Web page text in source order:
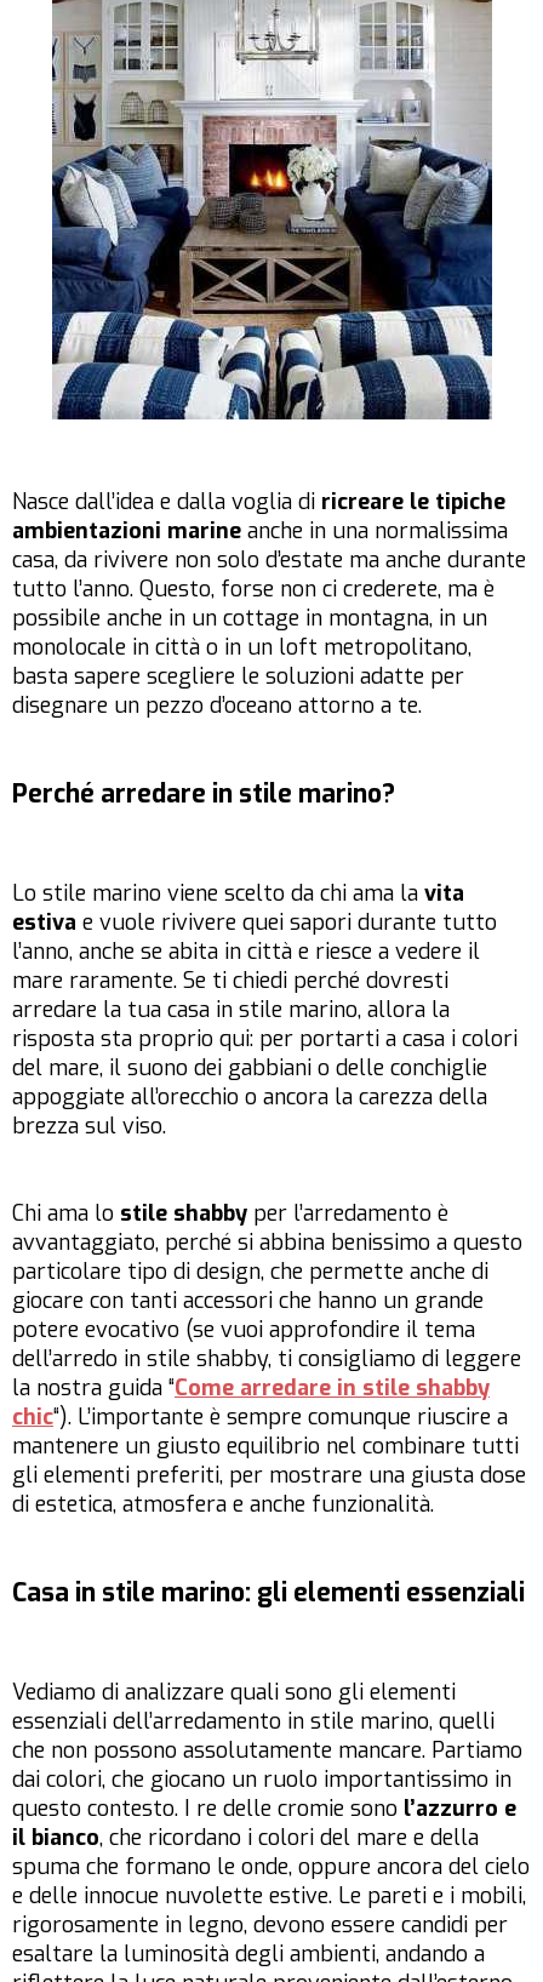
Nasce dall’idea e dalla voglia di ricreare le tipiche
ambientazioni marine anche in una normalissima
casa, da rivivere non solo d’estate ma anche durante
tutto l’anno. Questo, forse non ci crederete, ma è
possibile anche in un cottage in montagna, in un
monolocale in città o in un loft metropolitano,
basta sapere scegliere le soluzioni adatte per
disegnare un pezzo d’oceano attorno a te.
Perché arredare in stile marino?
Lo stile marino viene scelto da chi ama la vita
estiva e vuole rivivere quei sapori durante tutto
l’anno, anche se abita in città e riesce a vedere il
mare raramente. Se ti chiedi perché dovresti
arredare la tua casa in stile marino, allora la
risposta sta proprio qui: per portarti a casa i colori
del mare, il suono dei gabbiani o delle conchiglie
appoggiate all’orecchio o ancora la carezza della
brezza sul viso.
Chi ama lo stile shabby per l’arredamento è
avvantaggiato, perché si abbina benissimo a questo
particolare tipo di design, che permette anche di
giocare con tanti accessori che hanno un grande
potere evocativo (se vuoi approfondire il tema
dell’arredo in stile shabby, ti consigliamo di leggere
la nostra guida “Come arredare in stile shabby
chic“). L’importante è sempre comunque riuscire a
mantenere un giusto equilibrio nel combinare tutti
gli elementi preferiti, per mostrare una giusta dose
di estetica, atmosfera e anche funzionalità.
Casa in stile marino: gli elementi essenziali
Vediamo di analizzare quali sono gli elementi
essenziali dell’arredamento in stile marino, quelli
che non possono assolutamente mancare. Partiamo
dai colori, che giocano un ruolo importantissimo in
questo contesto. I re delle cromie sono l’azzurro e
il bianco, che ricordano i colori del mare e della
spuma che formano le onde, oppure ancora del cielo
e delle innocue nuvolette estive. Le pareti e i mobili,
rigorosamente in legno, devono essere candidi per
esaltare la luminosità degli ambienti, andando a